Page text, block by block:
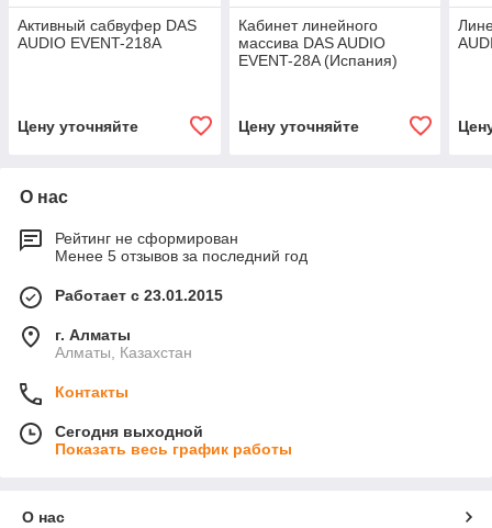
Активный сабвуфер DAS
AUDIO EVENT-218A
Цену уточняйте
Кабинет линейного
массива DAS AUDIO
EVENT-28A (Испания)
Цену уточняйте
О нас
Рейтинг не сформирован
Менее 5 отзывов за последний год
Работает с 23.01.2015
г. Алматы
Алматы, Казахстан
Контакты
Сегодня выходной
Показать весь график работы
О нас